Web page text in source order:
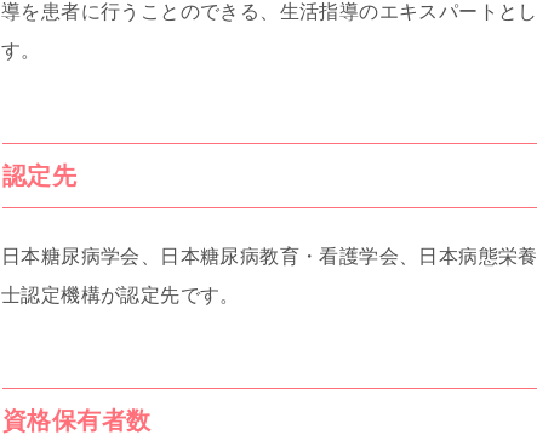
導を患者に行うことのできる、生活指導のエキスパートと
す。
認定先
日本糖尿病学会、日本糖尿病教育・看護学会、日本病態栄
士認定機構が認定先です。
資格保有者数